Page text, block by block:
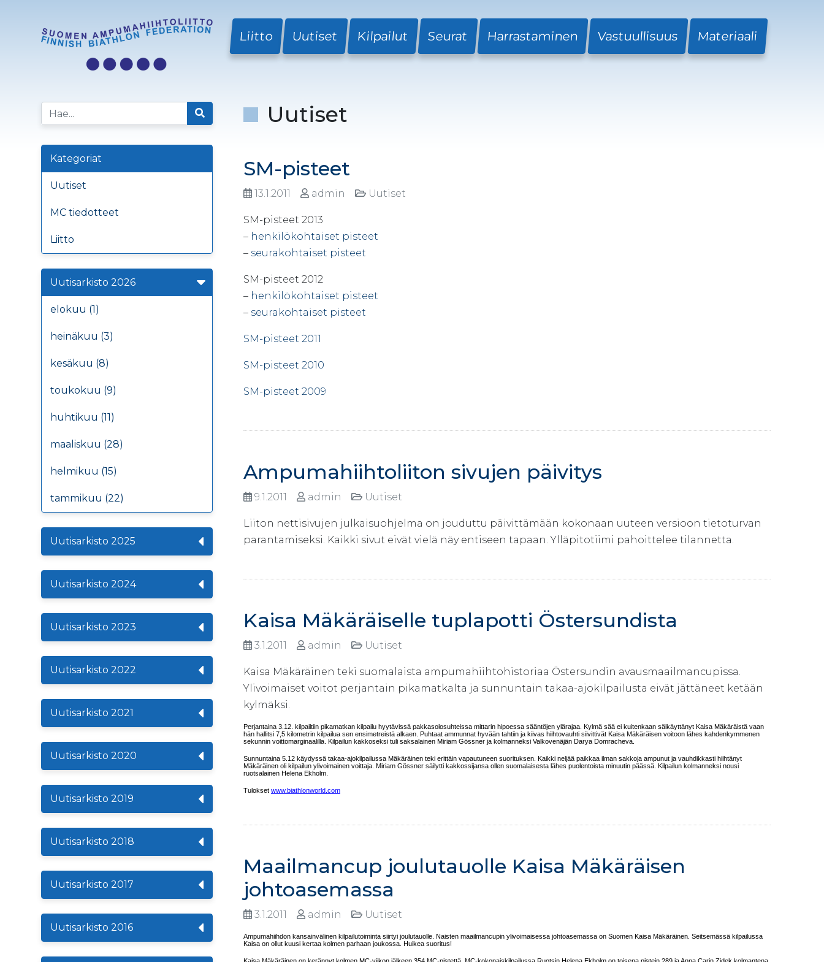
Liitto Uutiset Kilpailut Seurat Harrastaminen Vastuullisuus Materiaali
Kategoriat
Uutiset
MC tiedotteet
Liitto
Uutisarkisto 2026
elokuu (1)
heinäkuu (3)
kesäkuu (8)
toukokuu (9)
huhtikuu (11)
maaliskuu (28)
helmikuu (15)
tammikuu (22)
Uutisarkisto 2025
Uutisarkisto 2024
Uutisarkisto 2023
Uutisarkisto 2022
Uutisarkisto 2021
Uutisarkisto 2020
Uutisarkisto 2019
Uutisarkisto 2018
Uutisarkisto 2017
Uutisarkisto 2016
Uutiset
SM-pisteet
13.1.2011 admin Uutiset
SM-pisteet 2013
– henkilökohtaiset pisteet
– seurakohtaiset pisteet
SM-pisteet 2012
– henkilökohtaiset pisteet
– seurakohtaiset pisteet
SM-pisteet 2011
SM-pisteet 2010
SM-pisteet 2009
Ampumahiihtoliiton sivujen päivitys
9.1.2011 admin Uutiset
Liiton nettisivujen julkaisuohjelma on jouduttu päivittämään kokonaan uuteen versioon tietoturvan
parantamiseksi. Kaikki sivut eivät vielä näy entiseen tapaan. Ylläpitotiimi pahoittelee tilannetta.
Kaisa Mäkäräiselle tuplapotti Östersundista
3.1.2011 admin Uutiset
Kaisa Mäkäräinen teki suomalaista ampumahiihtohistoriaa Östersundin avausmaailmancupissa.
Ylivoimaiset voitot perjantain pikamatkalta ja sunnuntain takaa-ajokilpailusta eivät jättäneet ketään
kylmäksi.
Perjantaina 3.12. kilpailtiin pikamatkan kilpailu hyytävissä pakkasolosuhteissa mittarin hipoessa sääntöjen ylärajaa. Kylmä sää ei kuitenkaan säikäyttänyt Kaisa Mäkäräistä vaan
hän hallitsi 7,5 kilometrin kilpailua sen ensimetreistä alkaen. Puhtaat ammunnat hyvään tahtiin ja kiivas hiihtovauhti siivittivät Kaisa Mäkäräisen voitoon lähes kahdenkymmenen
sekunnin voittomarginaalilla. Kilpailun kakkoseksi tuli saksalainen Miriam Gössner ja kolmanneksi Valkovenäjän Darya Domracheva.
Sunnuntaina 5.12 käydyssä takaa-ajokilpailussa Mäkäräinen teki erittäin vapautuneen suorituksen. Kaikki neljää paikkaa ilman sakkoja ampunut ja vauhdikkasti hiihtänyt
Mäkäräinen oli kilpailun ylivoimainen voittaja. Miriam Gössner säilytti kakkossijansa ollen suomalaisesta lähes puolentoista minuutin päässä. Kilpailun kolmanneksi nousi
ruotsalainen Helena Ekholm.
Tulokset www.biathlonworld.com
Maailmancup joulutauolle Kaisa Mäkäräisen
johtoasemassa
3.1.2011 admin Uutiset
Ampumahiihdon kansainvälinen kilpailutoiminta siirtyi joulutauolle. Naisten maailmancupin ylivoimaisessa johtoasemassa on Suomen Kaisa Mäkäräinen. Seitsemässä kilpailussa
Kaisa on ollut kuusi kertaa kolmen parhaan joukossa. Huikea suoritus!